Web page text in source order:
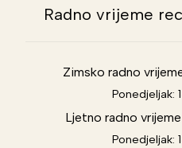
Radno vrijeme
Zimsko radno
Ponedjeljak:
Ljetno radno vrijeme
Ponedjeljak: